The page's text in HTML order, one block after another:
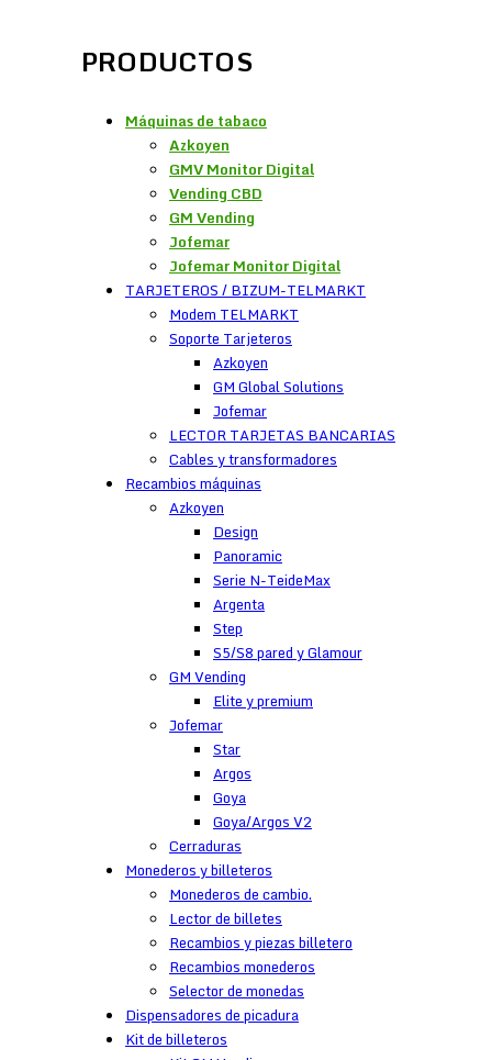
PRODUCTOS
Máquinas de tabaco
Azkoyen
GMV Monitor Digital
Vending CBD
GM Vending
Jofemar
Jofemar Monitor Digital
TARJETEROS / BIZUM-TELMARKT
Modem TELMARKT
Soporte Tarjeteros
Azkoyen
GM Global Solutions
Jofemar
LECTOR TARJETAS BANCARIAS
Cables y transformadores
Recambios máquinas
Azkoyen
Design
Panoramic
Serie N-TeideMax
Argenta
Step
S5/S8 pared y Glamour
GM Vending
Elite y premium
Jofemar
Star
Argos
Goya
Goya/Argos V2
Cerraduras
Monederos y billeteros
Monederos de cambio.
Lector de billetes
Recambios y piezas billetero
Recambios monederos
Selector de monedas
Dispensadores de picadura
Kit de billeteros